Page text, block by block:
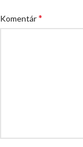
Komentár*